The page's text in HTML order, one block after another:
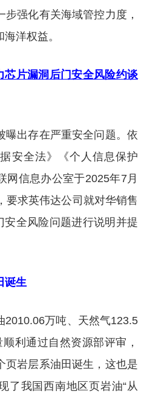
强化有关海域管控力度，
洋权益。
片漏洞后门安全风险约谈
曝出存在严重安全问题。依
安全法》《个人信息保护
网信息办公室于2025年7月
要求英伟达公司就对华销售
安全风险问题进行说明并提
诞生
2010.06万吨、天然气123.5
利通过自然资源部评审，
页岩层系油田诞生，这也是
了我国西南地区页岩油“从